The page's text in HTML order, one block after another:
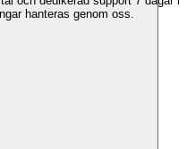
hanteras genom oss.